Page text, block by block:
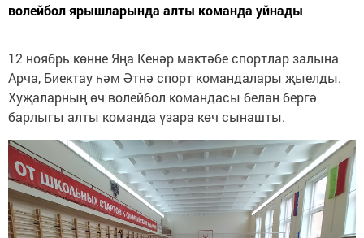
волейбол ярышларында алты команда уйнады
12 ноябрь көнне Яңа Кенәр мәктәбе спортлар залына
Арча, Биектау һәм Әтнә спорт командалары җыелды.
Хуҗаларның өч волейбол командасы белән бергә
барлыгы алты команда үзара көч сынашты.